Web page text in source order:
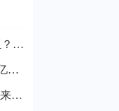
讲座|新移民如何顺利安居落户澳大利亚？步骤及注意事项解读
希腊又有大动作，要求提前偿还IMF29亿贷款，对投资者有啥影响?
希腊二季度房价同比上涨7.7%，创12年来最高纪录